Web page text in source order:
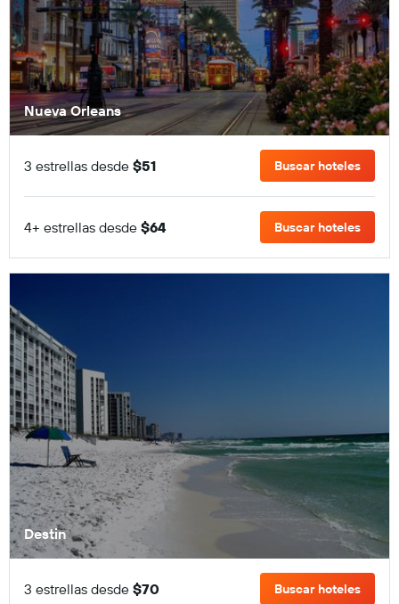
Nueva Orleans
3 estrellas desde $51 Buscar hoteles
4+ estrellas desde $64 Buscar hoteles
Destin
3 estrellas desde $70 Buscar hoteles